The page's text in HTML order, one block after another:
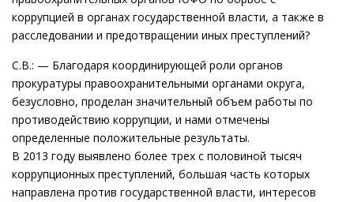
коррупцией в органах государственной власти, а также в
расследовании и предотвращении иных преступлений?
С.В.: — Благодаря координирующей роли органов
прокуратуры правоохранительными органами округа,
безусловно, проделан значительный объем работы по
противодействию коррупции, и нами отмечены
определенные положительные результаты.
В 2013 году выявлено более трех с половиной тысяч
коррупционных преступлений, большая часть которых
направлена против государственной власти, интересов